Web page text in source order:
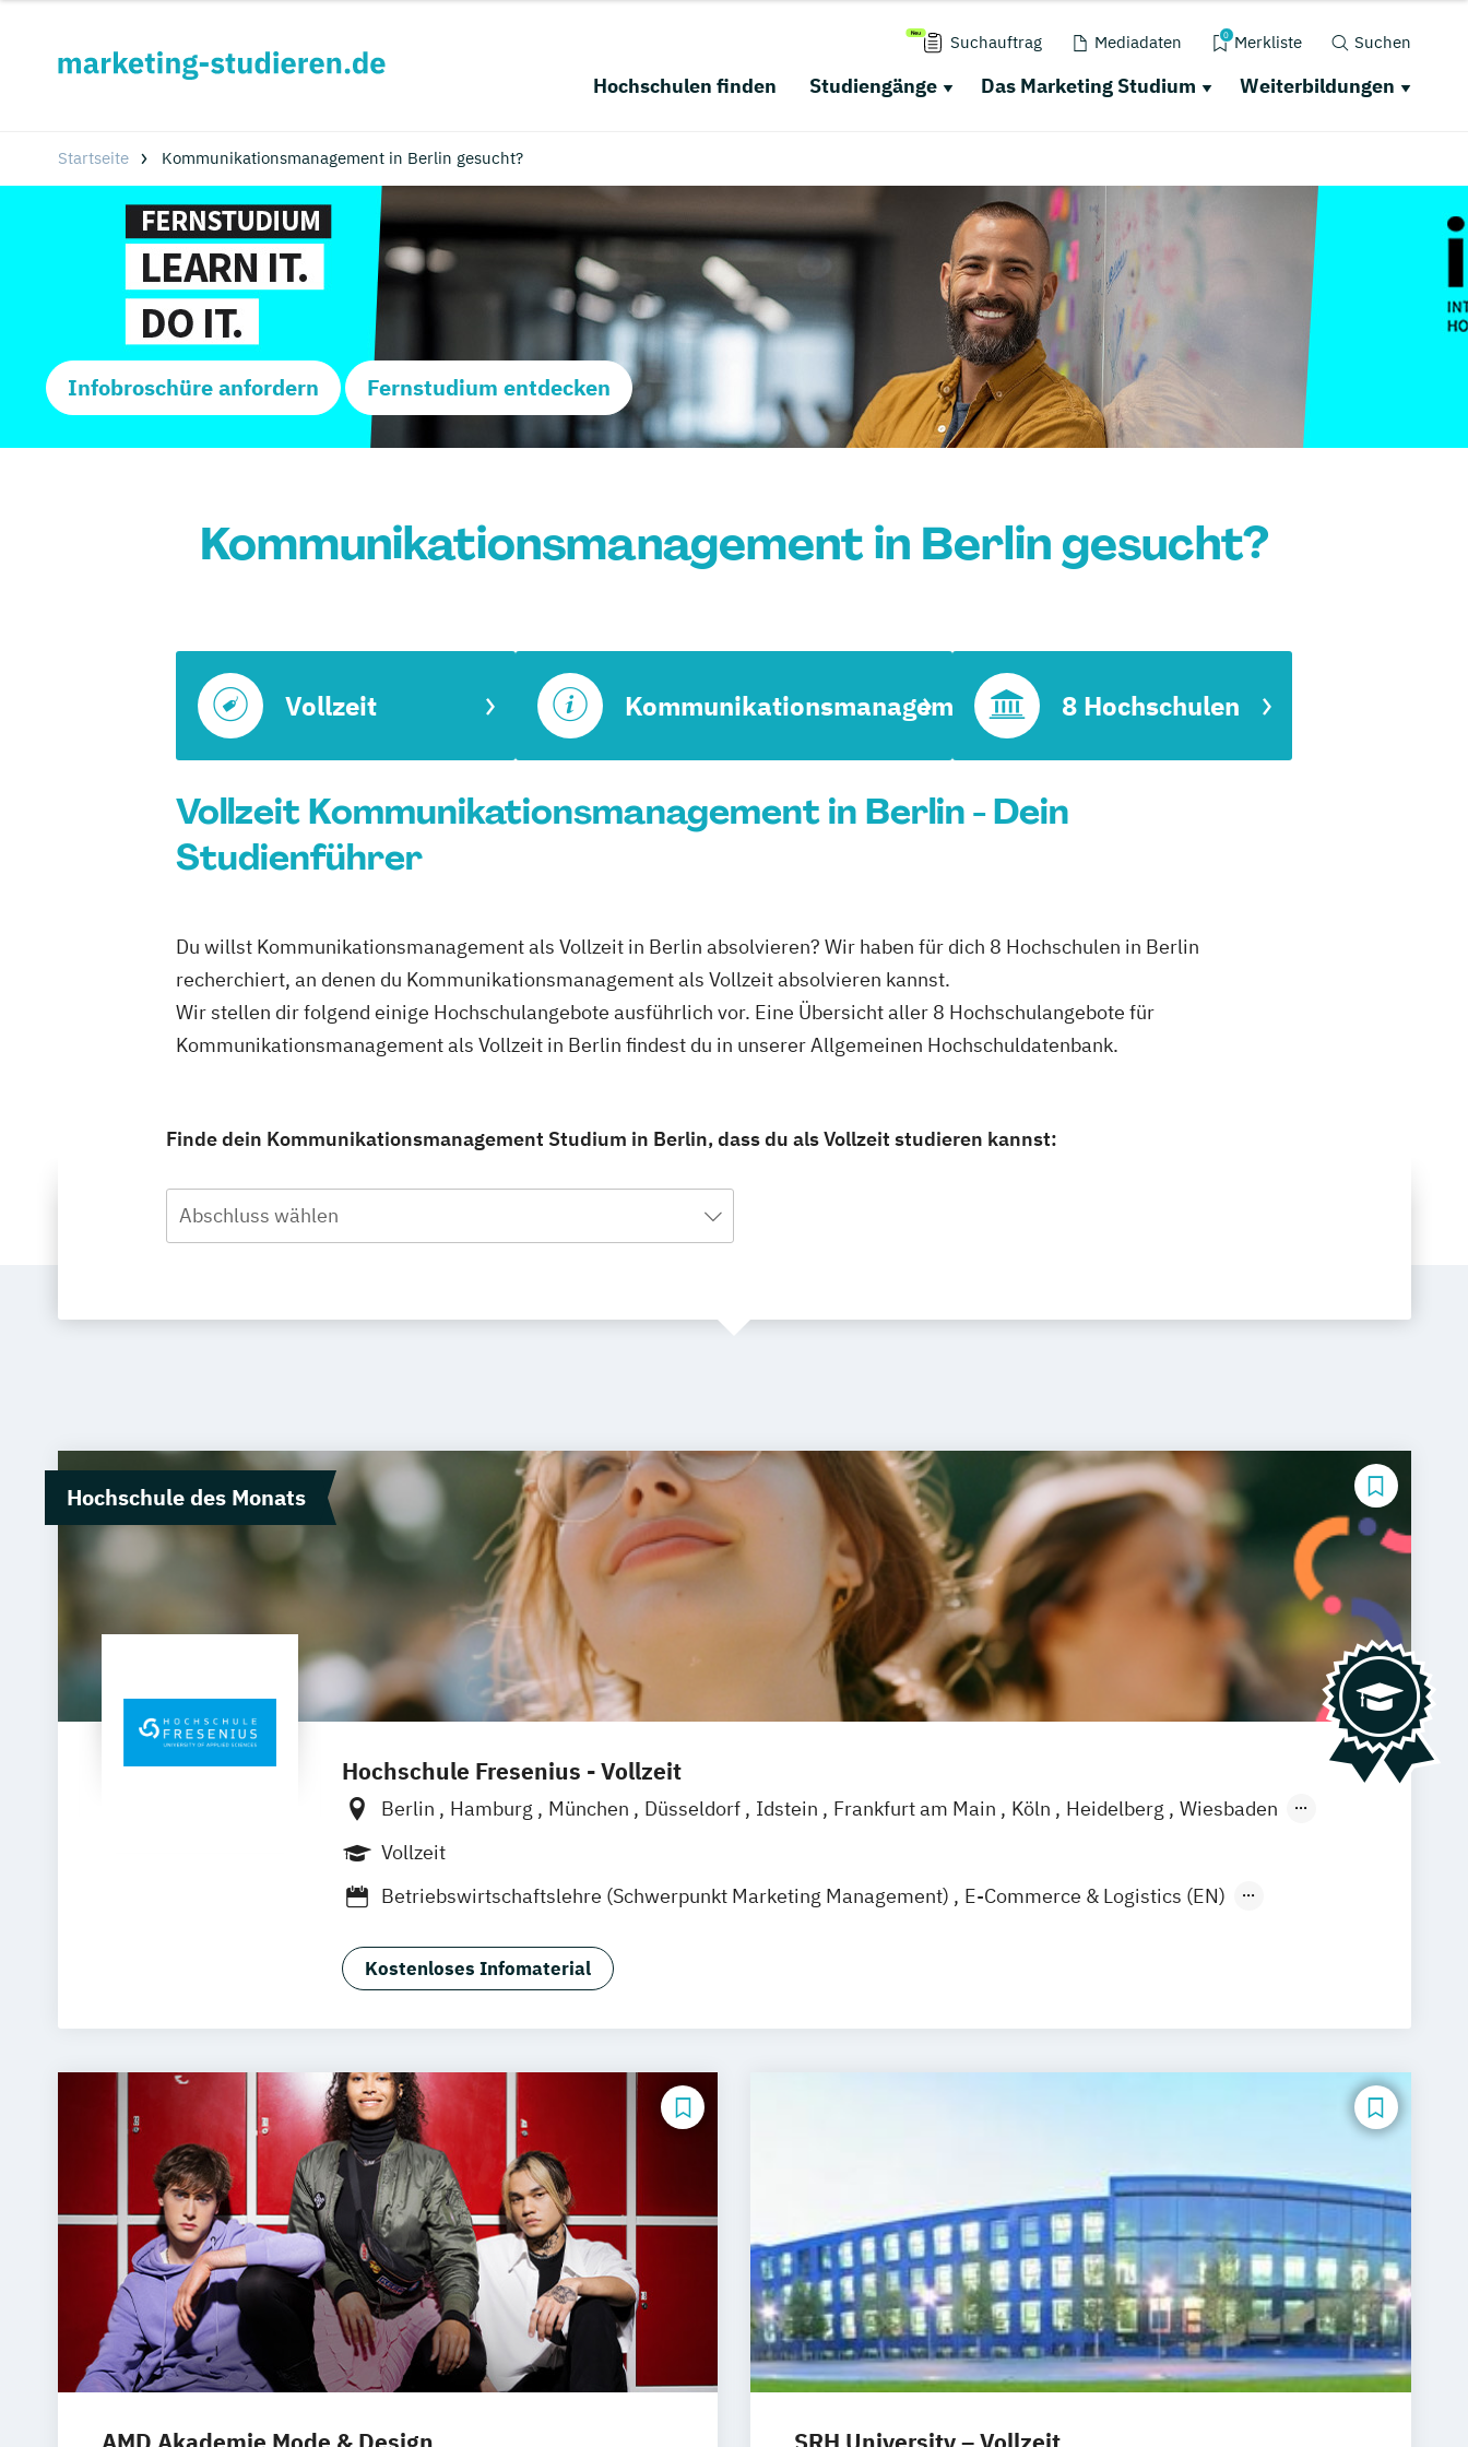
Suchauftrag Mediadaten 0 Merkliste Suchen
Hochschulen finden Studiengänge Das Marketing Studium Weiterbildungen
Startseite Kommunikationsmanagement in Berlin gesucht?
Infobroschüre anfordern Fernstudium entdecken
Kommunikationsmanagement in Berlin gesucht?
Vollzeit Kommunikationsmanagement 8 Hochschulen
Vollzeit Kommunikationsmanagement in Berlin - Dein
Studienführer
Du willst Kommunikationsmanagement als Vollzeit in Berlin absolvieren? Wir haben für dich 8 Hochschulen in Berlin
recherchiert, an denen du Kommunikationsmanagement als Vollzeit absolvieren kannst.
Wir stellen dir folgend einige Hochschulangebote ausführlich vor. Eine Übersicht aller 8 Hochschulangebote für
Kommunikationsmanagement als Vollzeit in Berlin findest du in unserer Allgemeinen Hochschuldatenbank.
Finde dein Kommunikationsmanagement Studium in Berlin, dass du als Vollzeit studieren kannst:
Abschluss wählen
Hochschule des Monats
Hochschule Fresenius - Vollzeit
Berlin Hamburg München Düsseldorf Idstein Frankfurt am Main Köln Heidelberg
Wiesbaden
Wolfenbüttel
Vollzeit
Betriebswirtschaftslehre (Schwerpunkt Marketing Management)
E-Commerce & Logistics (EN)
Medienmanagement und Digitales Marketing
Hotel- und Eventmanagement
Kostenloses Infomaterial